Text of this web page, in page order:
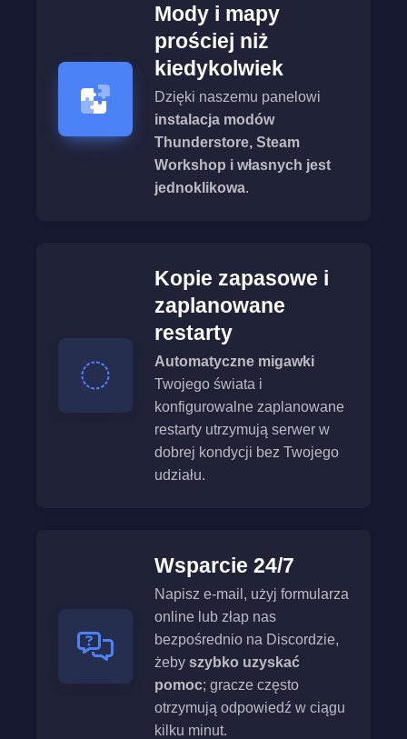
Mody i mapy
prościej niż
kiedykolwiek
Dzięki naszemu panelowi
instalacja modów
Thunderstore, Steam
Workshop i własnych jest
jednoklikowa.
Kopie zapasowe i
zaplanowane
restarty
Automatyczne migawki
Twojego świata i
konfigurowalne zaplanowane
restarty utrzymują serwer w
dobrej kondycji bez Twojego
udziału.
Wsparcie 24/7
Napisz e-mail, użyj formularza
online lub złap nas
bezpośrednio na Discordzie,
żeby szybko uzyskać
pomoc; gracze często
otrzymują odpowiedź w ciągu
kilku minut.